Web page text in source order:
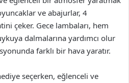
ve abajurlar, 4
çeker. Gece lambaları, hem
dalmalarına yardımcı olur
farklı bir hava yaratır.
seçerken, eğlenceli ve